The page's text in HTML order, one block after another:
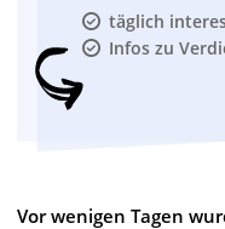
täglich
Infos zu
Vor wenigen Tagen